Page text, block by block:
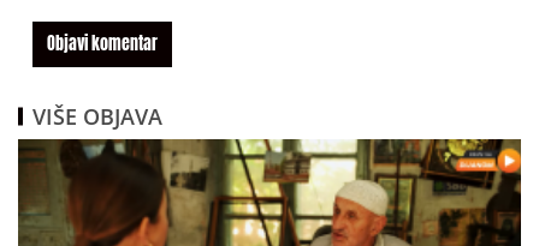
VIŠE OBJAVA